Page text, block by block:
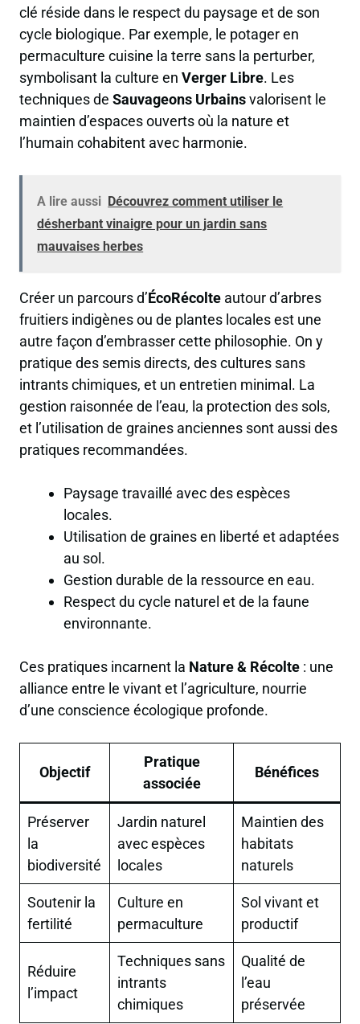
clé réside dans le respect du paysage et de son
cycle biologique. Par exemple, le potager en
permaculture cuisine la terre sans la perturber,
symbolisant la culture en Verger Libre. Les
techniques de Sauvageons Urbainsvalorisent le
maintien d’espaces ouverts où la nature et
l’humain cohabitent avec harmonie.
A lire aussi Découvrez comment utiliser le
désherbant vinaigre pour un jardin sans
mauvaises herbes
Créer un parcours d’ÉcoRécolte autour d’arbres
fruitiers indigènes ou de plantes locales est une
autre façon d’embrasser cette philosophie. On y
pratique des semis directs, des cultures sans
intrants chimiques, et un entretien minimal. La
gestion raisonnée de l’eau, la protection des sols,
et l’utilisation de graines anciennes sont aussi des
pratiques recommandées.
Paysage travaillé avec des espèces
locales.
Utilisation de graines en liberté et adaptées
au sol.
Gestion durable de la ressource en eau.
Respect du cycle naturel et de la faune
environnante.
Ces pratiques incarnent la Nature & Récolte : une
alliance entre le vivant et l’agriculture, nourrie
d’une conscience écologique profonde.
Objectif
Pratique
associée
Bénéfices
Préserver
la
biodiversité
Jardin naturel
avec espèces
locales
Maintien des
habitats
naturels
Soutenir la
fertilité
Culture en
permaculture
Sol vivant et
productif
Réduire
l’impact
Techniques sans
intrants
chimiques
Qualité de
l’eau
préservée